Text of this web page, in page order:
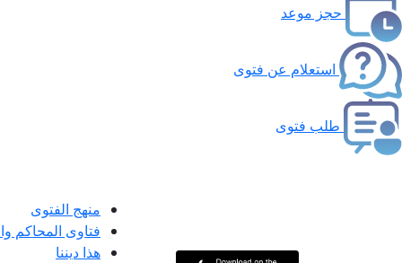
حجز موعد
استعلام عن فتوى
طلب فتوى
منهج الفتوى
فتاوى المحاكم
هذا ديننا